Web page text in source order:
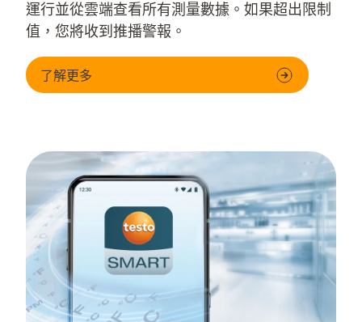
運行並從雲端查看所有測量數據。如果超出限制
值，您將收到推播警報。
了解更多